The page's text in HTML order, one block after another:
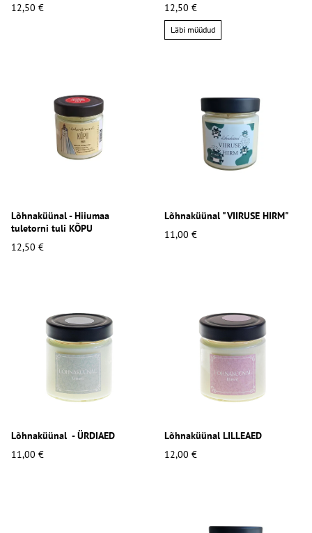
12,50 € 12,50 €
Läbi müüdud
Lõhnaküünal - Hiiumaa
tuletorni tuli KÕPU
12,50 €
Lõhnaküünal "VIIRUSE HIRM"
11,00 €
Lõhnaküünal - ÜRDIAED
11,00 €
Lõhnaküünal LILLEAED
12,00 €